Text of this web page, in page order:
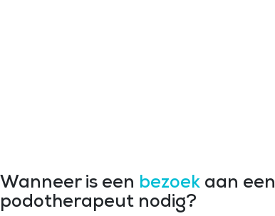
Wanneer is een bezoekaan een
podotherapeut nodig?